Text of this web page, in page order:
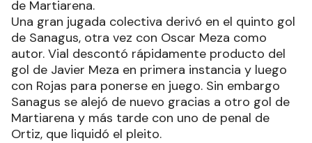
de Martiarena.
Una gran jugada colectiva derivó en el quinto gol
de Sanagus, otra vez con Oscar Meza como
autor. Vial descontó rápidamente producto del
gol de Javier Meza en primera instancia y luego
con Rojas para ponerse en juego. Sin embargo
Sanagus se alejó de nuevo gracias a otro gol de
Martiarena y más tarde con uno de penal de
Ortiz, que liquidó el pleito.